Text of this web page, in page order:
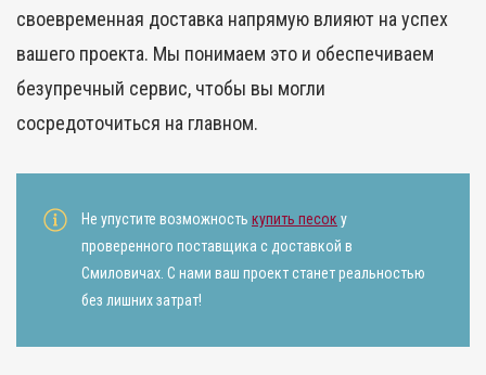
своевременная доставка напрямую влияют на успех
вашего проекта. Мы понимаем это и обеспечиваем
безупречный сервис, чтобы вы могли
сосредоточиться на главном.
Не упустите возможность купить песок у
проверенного поставщика с доставкой в
Смиловичах. С нами ваш проект станет реальностью
без лишних затрат!